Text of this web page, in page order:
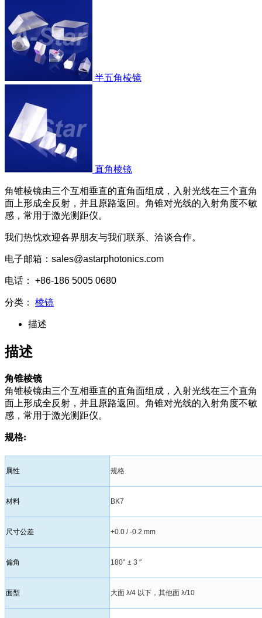
半五角棱镜
直角棱镜
角锥棱镜由三个互相垂直的直角面组成，入射光线在三个直角
面上形成全反射，并且原路返回。角锥对光线的入射角度不敏
感，常用于激光测距仪。
我们热忱欢迎各界朋友与我们联系、洽谈合作。
电子邮箱：sales@astarphotonics.com
电话： +86-186 5005 0680
分类： 棱镜
描述
描述
角锥棱镜
角锥棱镜由三个互相垂直的直角面组成，入射光线在三个直角
面上形成全反射，并且原路返回。角锥对光线的入射角度不敏
感，常用于激光测距仪。
规格:
属性 规格
材料 BK7
尺寸公差 +0.0 / -0.2 mm
偏角 180° ± 3 ″
面型 大面 λ/4 以下，其他面 λ/10